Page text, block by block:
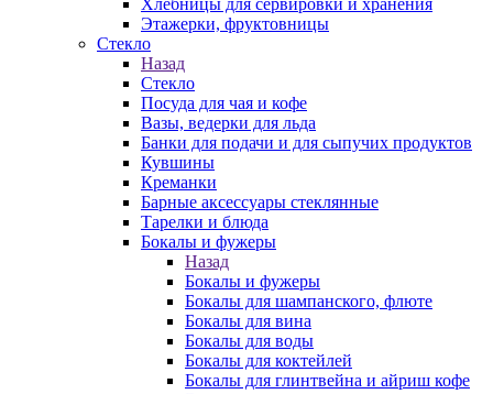
Хлебницы для сервировки и хранения
Этажерки, фруктовницы
Стекло
Назад
Стекло
Посуда для чая и кофе
Вазы, ведерки для льда
Банки для подачи и для сыпучих продуктов
Кувшины
Креманки
Барные аксессуары стеклянные
Тарелки и блюда
Бокалы и фужеры
Назад
Бокалы и фужеры
Бокалы для шампанского, флюте
Бокалы для вина
Бокалы для воды
Бокалы для коктейлей
Бокалы для глинтвейна и айриш кофе